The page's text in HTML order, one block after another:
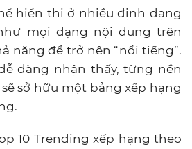
hiển thị ở nhiều định dạng
mọi dạng nội dung trên
năng để trở nên “nổi tiếng”.
dàng nhận thấy, từng nền
sở hữu một bảng xếp hạng
10 Trending xếp hạng theo